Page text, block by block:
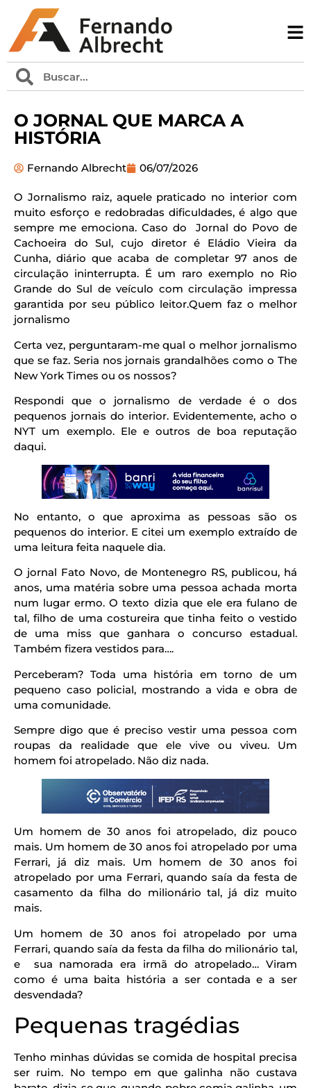
O JORNAL QUE MARCA A
HISTÓRIA
Fernando Albrecht 06/07/2026
O Jornalismo raiz, aquele praticado no interior com
muito esforço e redobradas dificuldades, é algo que
sempre me emociona. Caso do Jornal do Povo de
Cachoeira do Sul, cujo diretor é Eládio Vieira da
Cunha, diário que acaba de completar 97 anos de
circulação ininterrupta. É um raro exemplo no Rio
Grande do Sul de veículo com circulação impressa
garantida por seu público leitor.Quem faz o melhor
jornalismo
Certa vez, perguntaram-me qual o melhor jornalismo
que se faz. Seria nos jornais grandalhões como o The
New York Times ou os nossos?
Respondi que o jornalismo de verdade é o dos
pequenos jornais do interior. Evidentemente, acho o
NYT um exemplo. Ele e outros de boa reputação
daqui.
No entanto, o que aproxima as pessoas são os
pequenos do interior. E citei um exemplo extraído de
uma leitura feita naquele dia.
O jornal Fato Novo, de Montenegro RS, publicou, há
anos, uma matéria sobre uma pessoa achada morta
num lugar ermo. O texto dizia que ele era fulano de
tal, filho de uma costureira que tinha feito o vestido
de uma miss que ganhara o concurso estadual.
Também fizera vestidos para….
Perceberam? Toda uma história em torno de um
pequeno caso policial, mostrando a vida e obra de
uma comunidade.
Sempre digo que é preciso vestir uma pessoa com
roupas da realidade que ele vive ou viveu. Um
homem foi atropelado. Não diz nada.
Um homem de 30 anos foi atropelado, diz pouco
mais. Um homem de 30 anos foi atropelado por uma
Ferrari, já diz mais. Um homem de 30 anos foi
atropelado por uma Ferrari, quando saía da festa de
casamento da filha do milionário tal, já diz muito
mais.
Um homem de 30 anos foi atropelado por uma
Ferrari, quando saía da festa da filha do milionário tal,
e sua namorada era irmã do atropelado… Viram
como é uma baita história a ser contada e a ser
desvendada?
Pequenas tragédias
Tenho minhas dúvidas se comida de hospital precisa
ser ruim. No tempo em que galinha não custava